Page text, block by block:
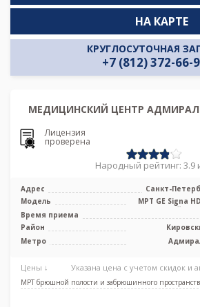
КРУГЛОСУТОЧНАЯ
+7 (812) 372-66-
НА КАРТЕ
МЕДИЦИНСКИЙ ЦЕНТР
Лицензия
проверена
Народный рейтинг: 3.9
Адрес
Санкт-
Модель
МРТ GE Signa
закрытый
Время приема
Район
Метро
Цены ↓ Указана цена с учетом скидок и
МРТ брюшной полости и забрюшинного